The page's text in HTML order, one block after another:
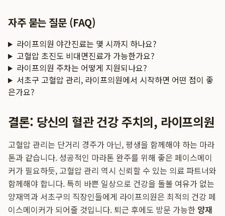
자주 묻는 질문 (FAQ)
라이프의원 야간진료는 몇 시까지 하나요?
고혈압 초진도 비대면진료가 가능한가요?
라이프의원 주차는 어떻게 지원되나요?
서초구 고혈압 관리, 라이프의원에서 시작하면 어떤 점이 좋
은가요?
결론: 당신의 혈관 건강 주치의, 라이프의원
고혈압 관리는 단거리 경주가 아닌, 평생을 함께해야 하는 마라
톤과 같습니다. 성공적인 마라톤 완주를 위해 좋은 페이스메이
커가 필요하듯, 고혈압 관리 역시 신뢰할 수 있는 의료 파트너와
함께해야 합니다. 특히 바쁜 일상으로 건강을 돌볼 여유가 없는
양재역과 서초구의 직장인들에게 라이프의원은 최적의 건강 페
이스메이커가 되어줄 것입니다. 퇴근 후에도 방문 가능한 양재